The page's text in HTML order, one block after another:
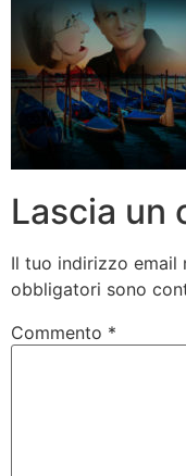
Lascia un
Il tuo indirizzo email
obbligatori sono
Commento *